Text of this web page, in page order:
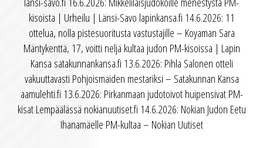
kisoista | Urheilu | Länsi-Savo lapinkansa.fi 14.6.2026: 11
ottelua, nolla pistesuoritusta vastustajille – Koyaman Sara
Mäntykenttä, 17, voitti neljä kultaa judon PM-kisoissa | Lapin
Kansa satakunnankansa.fi 13.6.2026: Pihla Salonen otteli
vakuuttavasti Pohjoismaiden mestariksi – Satakunnan Kansa
aamulehti.fi 13.6.2026: Pirkanmaan judotoivot huipensivat PM-
kisat Lempäälässä nokianuutiset.fi 14.6.2026: Nokian Judon Eetu
Ihanamäelle PM-kultaa – Nokian Uutiset